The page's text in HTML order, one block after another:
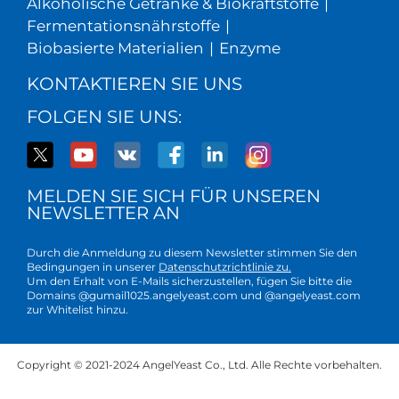
Alkoholische Getränke & Biokraftstoffe |
Fermentationsnährstoffe |
Biobasierte Materialien | Enzyme
KONTAKTIEREN SIE UNS
FOLGEN SIE UNS:
MELDEN SIE SICH FÜR UNSEREN
NEWSLETTER AN
Durch die Anmeldung zu diesem Newsletter stimmen Sie den
Bedingungen in unserer Datenschutzrichtlinie zu.
Um den Erhalt von E-Mails sicherzustellen, fügen Sie bitte die
Domains @gumail1025.angelyeast.com und @angelyeast.com
zur Whitelist hinzu.
Copyright © 2021-2024 AngelYeast Co., Ltd. Alle Rechte vorbehalten.